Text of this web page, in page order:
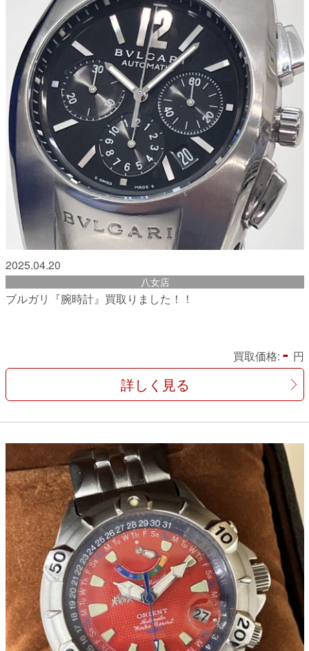
2025.04.20
八女店
ブルガリ『腕時計』買取りました！！
買取価格: - 円
詳しく見る